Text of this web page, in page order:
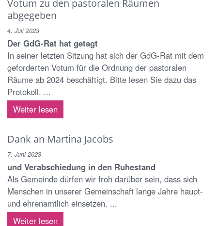
Votum zu den pastoralen Räumen
abgegeben
4. Juli 2023
Der GdG-Rat hat getagt
In seiner letzten Sitzung hat sich der GdG-Rat mit dem
geforderten Votum für die Ordnung der pastoralen
Räume ab 2024 beschäftigt. Bitte lesen Sie dazu das
Protokoll. ...
Weiter lesen
Dank an Martina Jacobs
7. Juni 2023
und Verabschiedung in den Ruhestand
Als Gemeinde dürfen wir froh darüber sein, dass sich
Menschen in unserer Gemeinschaft lange Jahre haupt-
und ehrenamtlich einsetzen. ...
Weiter lesen